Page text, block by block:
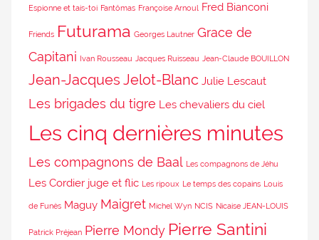
Espionne et tais-toi Fantômas Françoise Arnoul Fred Bianconi
Friends Futurama Georges Lautner Grace de
Capitani
Ivan Rousseau Jacques Ruisseau Jean-Claude BOUILLON
Jean-Jacques Jelot-Blanc Julie Lescaut
Les brigades du tigre Les chevaliers du ciel
Les cinq dernières minutes
Les compagnons de Baal Les compagnons de Jéhu
Les Cordier juge et flic Les ripoux Le temps des copains Louis
de Funès Maguy Maigret Michel Wyn NCIS Nicaise JEAN-LOUIS
Patrick Préjean Pierre Mondy Pierre Santini